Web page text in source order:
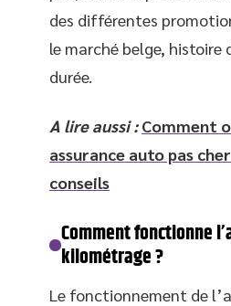
des différentes
le marché belge, histoire
durée.
A lire aussi : Comment
assurance auto pas
conseils
Comment fonctionne
kilométrage ?
Le fonctionnement de